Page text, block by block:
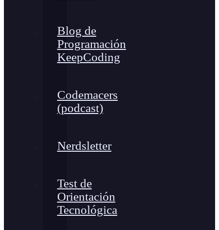
Blog de
Programación
KeepCoding
Codemacers
(podcast)
Nerdsletter
Test de
Orientación
Tecnológica